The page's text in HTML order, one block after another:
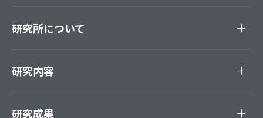
研究所について
研究内容
研究成果